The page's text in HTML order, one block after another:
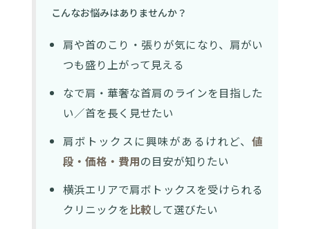
こんなお悩みはありませんか？
肩や首のこり・張りが気になり、肩がい
つも盛り上がって見える
なで肩・華奢な首肩のラインを目指した
い／首を長く見せたい
肩ボトックスに興味があるけれど、値
段・価格・費用の目安が知りたい
横浜エリアで肩ボトックスを受けられる
クリニックを比較して選びたい